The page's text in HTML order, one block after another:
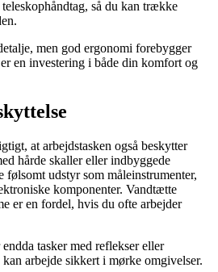
så du kan trække
men god ergonomi forebygger
en investering i både din komfort og
at arbejdstasken også beskytter
hårde skaller eller indbyggede
udstyr som måleinstrumenter,
komponenter. Vandtætte
er en fordel, hvis du ofte arbejder
tasker med reflekser eller
arbejde sikkert i mørke omgivelser.